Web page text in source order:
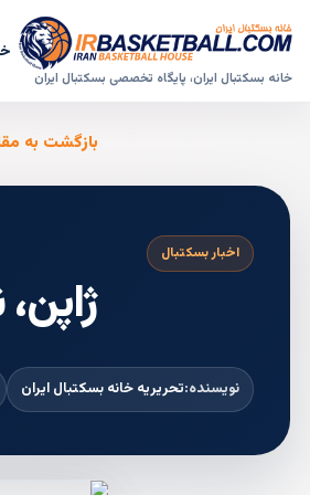
خانه بسکتبال ایران، پایگاه تخصصی بسکتبال ایران
بازگشت به
اخبار بسکتبال
نویسنده:تحریریه خانه بسکتبال ایران